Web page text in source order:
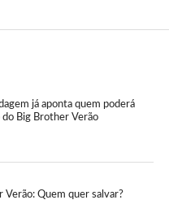
já aponta quem poderá
Big Brother Verão
Verão: Quem quer salvar?